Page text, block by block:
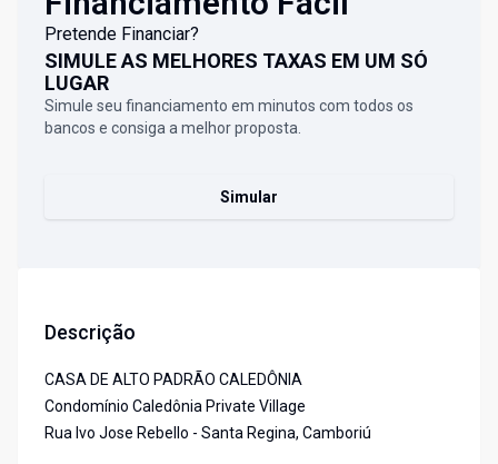
Pretende Financiar?
SIMULE AS MELHORES TAXAS EM UM SÓ
LUGAR
Simule seu financiamento em minutos com todos os
bancos e consiga a melhor proposta.
Simular
Descrição
CASA DE ALTO PADRÃO CALEDÔNIA
Condomínio Caledônia Private Village
Rua Ivo Jose Rebello - Santa Regina, Camboriú